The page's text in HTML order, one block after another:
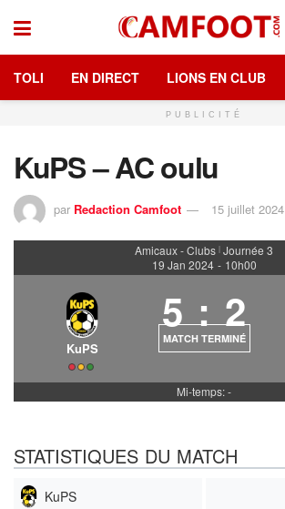
TOLI EN DIRECT LIONS EN CLUB
PUBLICITÉ
KuPS – AC oulu
par Redaction Camfoot 15 juillet 2024
Amicaux - Clubs | Journée 3
19 Jan 2024 - 10h00
KuPS
5 : 2
MATCH TERMINÉ
Mi-temps: -
STATISTIQUES DU MATCH
KuPS